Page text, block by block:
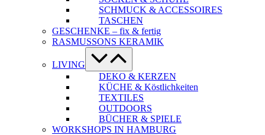
SCHMUCK & ACCESSOIRES
TASCHEN
GESCHENKE – fix & fertig
RASMUSSONS KERAMIK
LIVING
Menü-
Schalter
DEKO & KERZEN
KÜCHE & Köstlichkeiten
TEXTILES
OUTDOORS
BÜCHER & SPIELE
WORKSHOPS IN HAMBURG